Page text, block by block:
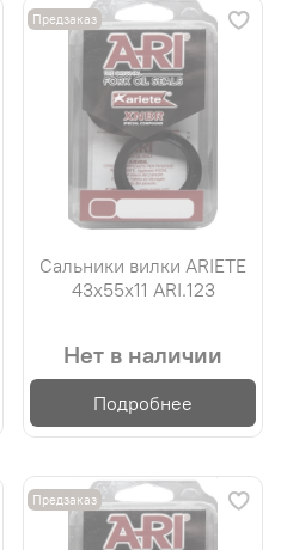
Предзаказ
Сальники вилки ARIETE
43х55х11 ARI.123
Нет в наличии
Подробнее
Предзаказ